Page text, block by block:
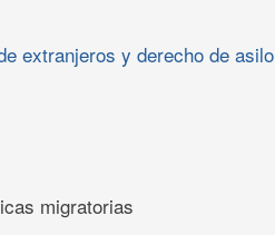
extranjeros y derecho de asilo
migratorias